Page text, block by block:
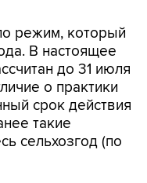
режим, который
В настоящее
до 31 июля
о практики
срок действия
такие
сельхозгод (по